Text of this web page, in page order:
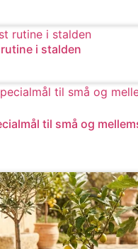
i stalden
til små og